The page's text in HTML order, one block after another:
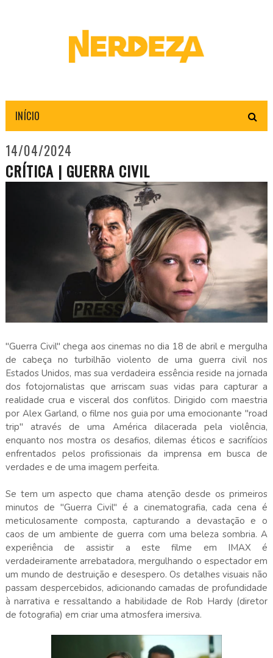
INÍCIO
14/04/2024
CRÍTICA | GUERRA CIVIL
"Guerra Civil" chega aos cinemas no dia 18 de abril e mergulha
de cabeça no turbilhão violento de uma guerra civil nos
Estados Unidos, mas sua verdadeira essência reside na jornada
dos fotojornalistas que arriscam suas vidas para capturar a
realidade crua e visceral dos conflitos. Dirigido com maestria
por Alex Garland, o filme nos guia por uma emocionante "road
trip" através de uma América dilacerada pela violência,
enquanto nos mostra os desafios, dilemas éticos e sacrifícios
enfrentados pelos profissionais da imprensa em busca de
verdades e de uma imagem perfeita.
Se tem um aspecto que chama atenção desde os primeiros
minutos de "Guerra Civil" é a cinematografia, cada cena é
meticulosamente composta, capturando a devastação e o
caos de um ambiente de guerra com uma beleza sombria. A
experiência de assistir a este filme em IMAX é
verdadeiramente arrebatadora, mergulhando o espectador em
um mundo de destruição e desespero. Os detalhes visuais não
passam despercebidos, adicionando camadas de profundidade
à narrativa e ressaltando a habilidade de Rob Hardy (diretor
de fotografia) em criar uma atmosfera imersiva.